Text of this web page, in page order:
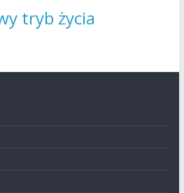
tryb życia